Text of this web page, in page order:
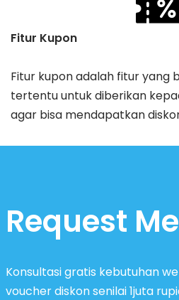
Fitur Kupon
Fitur kupon adalah fitur yang
tertentu untuk diberikan
agar bisa mendapatkan
Request
Konsultasi gratis kebutuhan
voucher diskon senilai 1juta